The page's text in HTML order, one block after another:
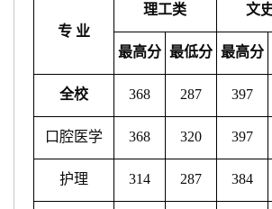
专 业
理工类
文
最高分 最低分 最高分
全校 368 287 397
口腔医学 368 320 397
护理 314 287 384